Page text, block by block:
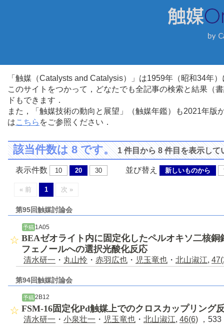
「触媒（Catalysts and Catalysis）」は1959年（昭和34年
このサイトをつかって，どなたでも全記事の検索と結果（
ドもできます．
また，「触媒技術の動向と展望」（触媒年鑑）も2021年
はこちら をご参照ください．
該当件数は 8 です。1 件目から 8 件目を表示して
表示件数 10 20 30 並び替え 新しいものから
« 前 1 次 »
第95回触媒討論会
予稿 1A05
BEAゼオライト内に固定化したペルオキソ二核
フェノールへの選択光酸化反応
清水研一 ・ 丸山怜 ・ 赤羽広也 ・ 児玉竜也 ・ 北山淑江,
第94回触媒討論会
予稿 2B12
FSM-16固定化Pd触媒上でのクロスカップリング
清水研一 ・ 小泉壮一 ・ 児玉竜也 ・ 北山淑江, 46(6) ，